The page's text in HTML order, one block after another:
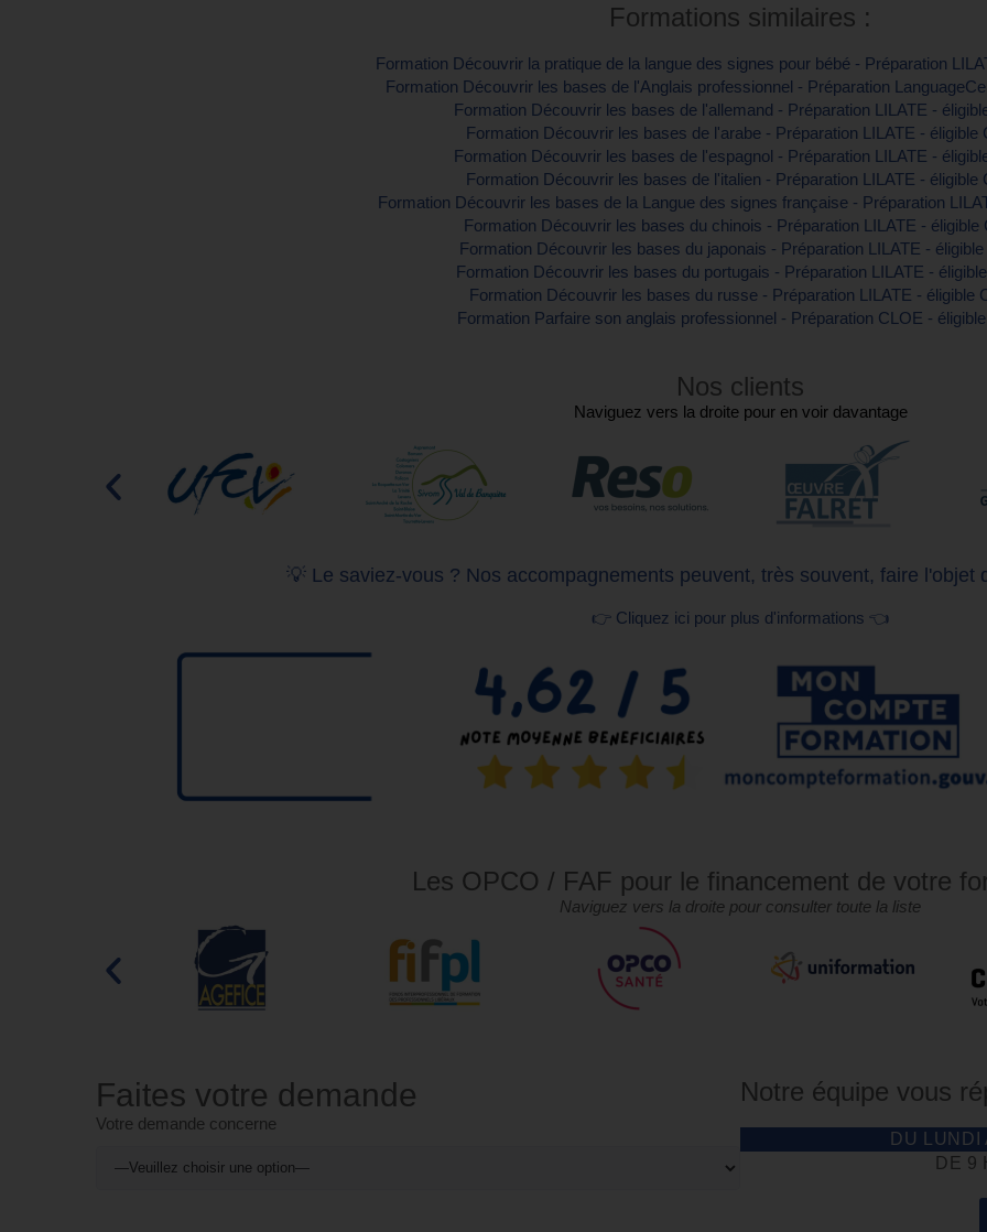
Formations similaires :
Formation Découvrir la pratique de la langue des signes pour bébé - Préparation
Formation Découvrir les bases de l'Anglais professionnel - Préparation
Formation Découvrir les bases de l'allemand - Préparation LILATE -
Formation Découvrir les bases de l'arabe - Préparation LILATE - éligible
Formation Découvrir les bases de l'espagnol - Préparation LILATE -
Formation Découvrir les bases de l'italien - Préparation LILATE - éligible
Formation Découvrir les bases de la Langue des signes française - Préparation
Formation Découvrir les bases du chinois - Préparation LILATE - éligible
Formation Découvrir les bases du japonais - Préparation LILATE -
Formation Découvrir les bases du portugais - Préparation LILATE -
Formation Découvrir les bases du russe - Préparation LILATE - éligible
Formation Parfaire son anglais professionnel - Préparation CLOE -
Nos clients
Naviguez vers la droite pour en voir davantage
💡 Le saviez-vous ? Nos accompagnements peuvent, très souvent, faire l'objet
👉 Cliquez ici pour plus d'informations 👈
Les OPCO / FAF pour le financement de votre
Naviguez vers la droite pour consulter toute la liste
Faites votre demande
Votre demande concerne
Notre équipe vous
DU LUNDI
DE 9